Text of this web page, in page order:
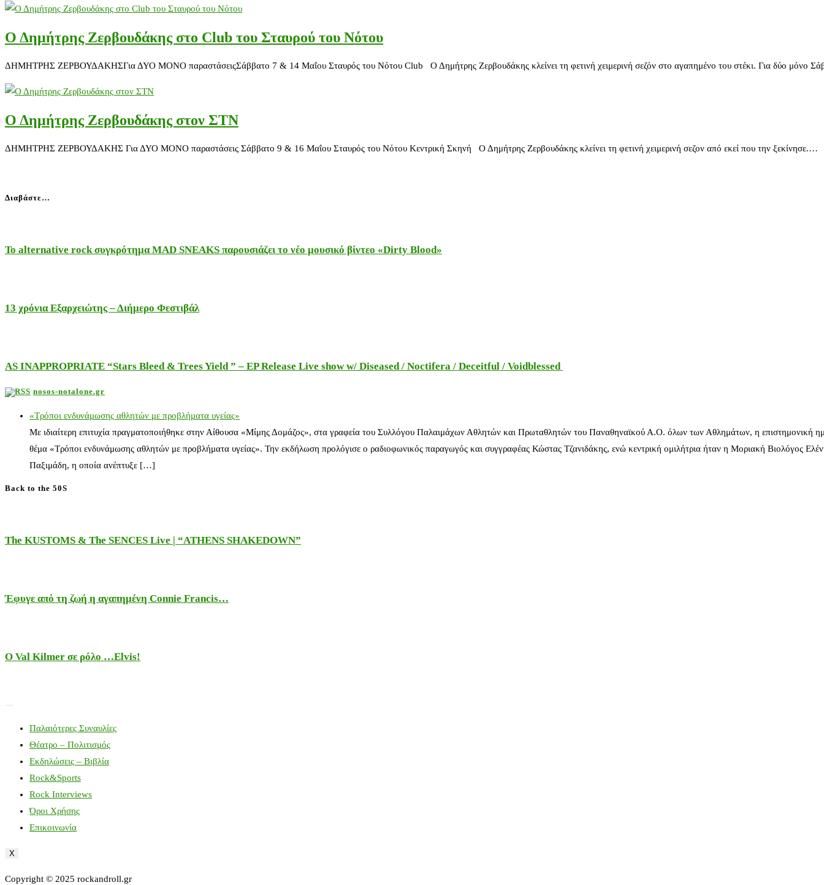
Ο Δημήτρης Ζερβουδάκης στο Club του Σταυρού του Νότου
ΔΗΜΗΤΡΗΣ ΖΕΡΒΟΥΔΑΚΗΣΓια ΔΥΟ ΜΟΝΟ παραστάσειςΣάββατο 7 & 14 Μαΐου Σταυρός του Νότου Club Ο Δημήτρης Ζερβουδάκης κλείνει τη φετινή χειμερινή σεζόν στο αγαπημένο του στέκι. Για δύο μόνο
Ο Δημήτρης Ζερβουδάκης στον ΣΤΝ
ΔΗΜΗΤΡΗΣ ΖΕΡΒΟΥΔΑΚΗΣ Για ΔΥΟ ΜΟΝΟ παραστάσεις Σάββατο 9 & 16 Μαΐου Σταυρός του Νότου Κεντρική Σκηνή Ο Δημήτρης Ζερβουδάκης κλείνει τη φετινή χειμερινή σεζον από εκεί που την ξεκίνησε.…
Διαβάστε…
Το alternative rock συγκρότημα MAD SNEAKS παρουσιάζει το νέο μουσικό βίντεο «Dirty Blood»
13 χρόνια Εξαρχειώτης – Διήμερο Φεστιβάλ
AS INAPPROPRIATE “Stars Bleed & Trees Yield ” – EP Release Live show w/ Diseased / Noctifera / Deceitful / Voidblessed
nosos-notalone.gr
«Τρόποι ενδυνάμωσης αθλητών με προβλήματα υγείας»
Με ιδιαίτερη επιτυχία πραγματοποιήθηκε στην Αίθουσα «Μίμης Δομάζος», στα γραφεία του Συλλόγου Παλαιμάχων Αθλητών και Πρωταθλητών του Παναθηναϊκού Α.Ο. όλων των Αθλημάτων, η επιστημονική
θέμα «Τρόποι ενδυνάμωσης αθλητών με προβλήματα υγείας». Την εκδήλωση προλόγισε ο ραδιοφωνικός παραγωγός και συγγραφέας Κώστας Τζανιδάκης, ενώ κεντρική ομιλήτρια ήταν η Μοριακή Βιολόγος
Παξιμάδη, η οποία ανέπτυξε […]
Back to the 50S
The KUSTOMS & The SENCES Live | “ATHENS SHAKEDOWN”
Έφυγε από τη ζωή η αγαπημένη Connie Francis…
Ο Val Kilmer σε ρόλο …Elvis!
Παλαιότερες Συναυλίες
Θέατρο – Πολιτισμός
Εκδηλώσεις – Βιβλία
Rock&Sports
Rock Interviews
Όροι Χρήσης
Επικοινωνία
X
Copyright © 2025 rockandroll.gr